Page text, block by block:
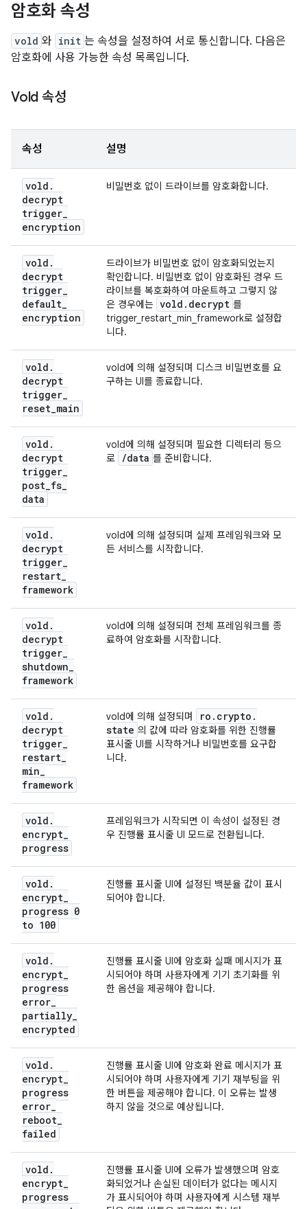
암호화 속성
vold 와 init 는 속성을 설정하여 서로 통신합니다. 다음은
암호화에 사용 가능한 속성 목록입니다.
Vold 속성
속성 설명
vold .
decrypt
trigger_
encryption
비밀번호 없이 드라이브를 암호화합니다.
vold .
decrypt
trigger_
default_
encryption
드라이브가 비밀번호 없이 암호화되었는지
확인합니다. 비밀번호 없이 암호화된 경우 드
라이브를 복호화하여 마운트하고 그렇지 않
은 경우에는 vold . decrypt 를
trigger_restart_min_framework로 설정합
니다.
vold .
decrypt
trigger_
reset_main
vold에 의해 설정되며 디스크 비밀번호를 요
구하는 UI를 종료합니다.
vold .
decrypt
trigger_
post_fs_
data
vold에 의해 설정되며 필요한 디렉터리 등으
로
/data 를 준비합니다.
vold .
decrypt
trigger_
restart_
framework
vold에 의해 설정되며 실제 프레임워크와 모
든 서비스를 시작합니다.
vold .
decrypt
trigger_
shutdown_
framework
vold에 의해 설정되며 전체 프레임워크를 종
료하여 암호화를 시작합니다.
vold .
decrypt
trigger_
restart_
min_
framework
vold에 의해 설정되며 ro . crypto .
state 의 값에 따라 암호화를 위한 진행률
표시줄 UI를 시작하거나 비밀번호를 요구합
니다.
vold .
encrypt_
progress
프레임워크가 시작되면 이 속성이 설정된 경
우 진행률 표시줄 UI 모드로 전환됩니다.
vold .
encrypt_
progress 0
to 100
진행률 표시줄 UI에 설정된 백분율 값이 표시
되어야 합니다.
vold .
encrypt_
progress
error_
partially_
encrypted
진행률 표시줄 UI에 암호화 실패 메시지가 표
시되어야 하며 사용자에게 기기 초기화를 위
한 옵션을 제공해야 합니다.
vold .
encrypt_
progress
error_
reboot_
failed
진행률 표시줄 UI에 암호화 완료 메시지가 표
시되어야 하며 사용자에게 기기 재부팅을 위
한 버튼을 제공해야 합니다. 이 오류는 발생
하지 않을 것으로 예상됩니다.
vold .
encrypt_
progress
진행률 표시줄 UI에 오류가 발생했으며 암호
화되었거나 손실된 데이터가 없다는 메시지
가 표시되어야 하며 사용자에게 시스템 재부